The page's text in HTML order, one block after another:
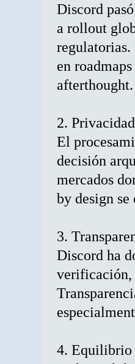
Discord
a rollout
regulatorias.
en
afterthought.
2.
El
decisión
mercados
by design
3.
Discord ha
verificación,
4. Equilibrio